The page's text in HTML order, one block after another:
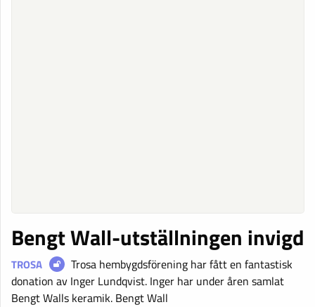
Bengt Wall-utställningen invigd
TROSA
Trosa hembygdsförening har fått en fantastisk
donation av Inger Lundqvist. Inger har under åren samlat
Bengt Walls keramik. Bengt Wall